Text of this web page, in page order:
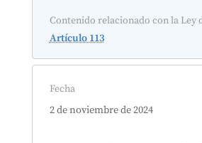
Contenido relacionado con la Ley
Artículo 113
Fecha
2 de noviembre de 2024